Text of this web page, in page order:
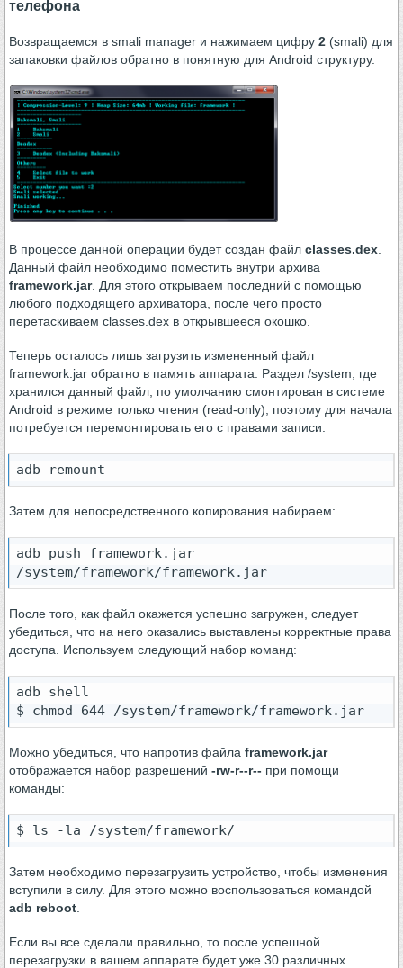
телефона
Возвращаемся в smali manager и нажимаем цифру 2 (smali) для
запаковки файлов обратно в понятную для Android структуру.
В процессе данной операции будет создан файл classes.dex
Данный файл необходимо поместить внутри архива
framework.jar. Для этого открываем последний с помощью
любого подходящего архиватора, после чего просто
перетаскиваем classes.dex в открывшееся окошко.
Теперь осталось лишь загрузить измененный файл
framework.jar обратно в память аппарата. Раздел /system, где
хранился данный файл, по умолчанию смонтирован в системе
Android в режиме только чтения (read-only), поэтому для начала
потребуется перемонтировать его с правами записи:
adb remount
Затем для непосредственного копирования набираем:
adb push framework.jar
/system/framework/framework.jar
После того, как файл окажется успешно загружен, следует
убедиться, что на него оказались выставлены корректные права
доступа. Используем следующий набор команд:
adb shell
$ chmod 644 /system/framework/framework.jar
Можно убедиться, что напротив файла framework.jar
отображается набор разрешений -rw-r--r-- при помощи
команды:
$ ls -la /system/framework/
Затем необходимо перезагрузить устройство, чтобы изменения
вступили в силу. Для этого можно воспользоваться командой
adb reboot
Если вы все сделали правильно, то после успешной
перезагрузки в вашем аппарате будет уже 30 различных